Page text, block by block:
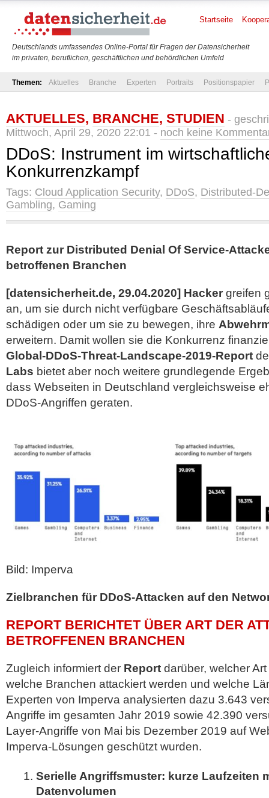
Deutschlands umfassendes Online-Portal für Fragen der Datensicherheit
im privaten, beruflichen, geschäftlichen und behördlichen Umfeld
Startseite
Themen: Aktuelles Branche Experten Portraits Positionspapier
AKTUELLES, BRANCHE, STUDIEN -
Mittwoch, April 29, 2020 22:01 - noch keine
DDoS: Instrument im
Konkurrenzkampf
Tags: Cloud Application Security, DDoS, Distributed-
Gambling, Gaming
Report zur Distributed Denial Of Service-
betroffenen Branchen
[datensicherheit.de, 29.04.2020] Hacker greifen
an, um sie durch nicht verfügbare
schädigen oder um sie zu bewegen, ihre
erweitern. Damit wollen sie die Konkurrenz
Global-DDoS-Threat-Landscape-2019-Report
Labs bietet aber noch weitere grundlegende
dass Webseiten in Deutschland vergleichsweise
DDoS-Angriffen geraten.
Bild: Imperva
Zielbranchen für DDoS-Attacken auf den
REPORT BERICHTET ÜBER ART DER
BETROFFENEN BRANCHEN
Zugleich informiert der Report darüber, welcher
welche Branchen attackiert werden und welche
Experten von Imperva analysierten dazu 3.643
Angriffe im gesamten Jahr 2019 sowie 42.390
Layer-Angriffe von Mai bis Dezember 2019 auf
Imperva-Lösungen geschützt wurden.
Serielle Angriffsmuster: kurze Laufzeiten
Datenvolumen